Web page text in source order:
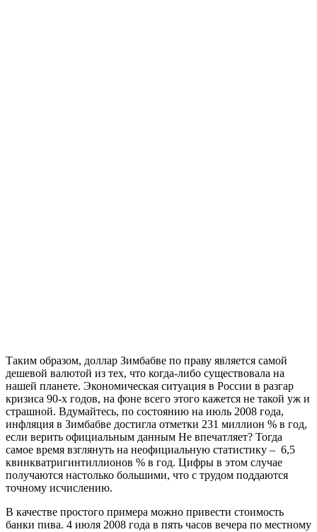
Таким образом, доллар Зимбабве по праву является самой
дешевой валютой из тех, что когда-либо существовала на
нашей планете. Экономическая ситуация в России в разгар
кризиса 90-х годов, на фоне всего этого кажется не такой уж и
страшной. Вдумайтесь, по состоянию на июль 2008 года,
инфляция в Зимбабве достигла отметки 231 миллион % в год,
если верить официальным данным Не впечатляет? Тогда
самое время взглянуть на неофициальную статистику – 6,5
квинкватригинтиллионов % в год. Цифры в этом случае
получаются настолько большими, что с трудом поддаются
точному исчислению.
В качестве простого примера можно привести стоимость
банки пива. 4 июля 2008 года в пять часов вечера по местному